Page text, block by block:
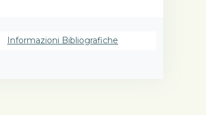
Informazioni Bibliografiche